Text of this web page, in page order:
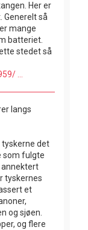
Her er
Generelt så
mange
batteriet.
stedet så
...
langs
tyskerne det
som fulgte
annektert
tyskernes
et
og sjøen.
og flere